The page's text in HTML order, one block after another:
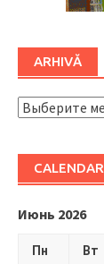
ARHIVĂ
ARHIVĂ
CALENDAR
Июнь 2026
Пн Вт